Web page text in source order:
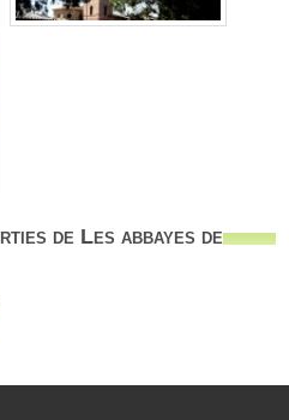
de Les abbayes de